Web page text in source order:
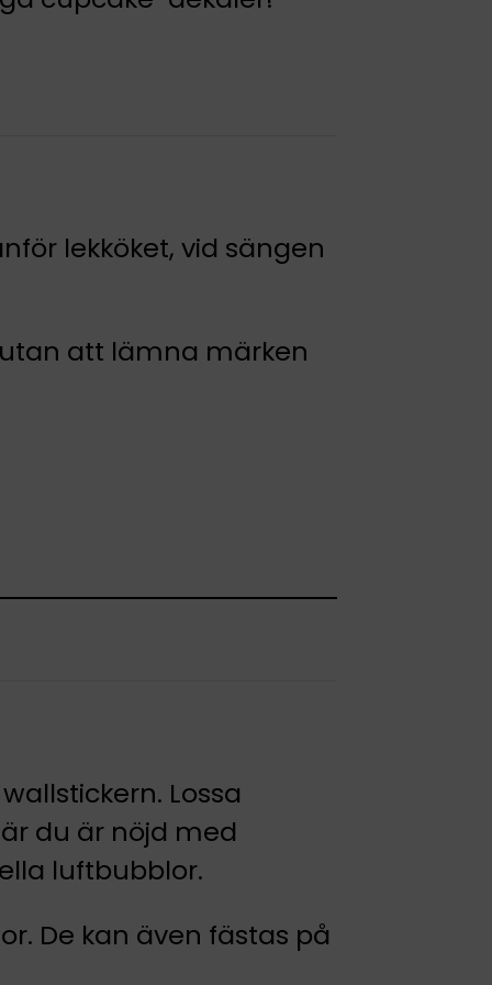
lekköket, vid sängen
att lämna märken
Lossa
du är nöjd med
luftbubblor.
De kan även fästas på